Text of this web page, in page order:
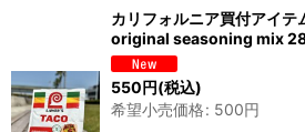
カリフォルニア買付アイ
original seasoning mix
550円(税込)
希望小売価格: 500円